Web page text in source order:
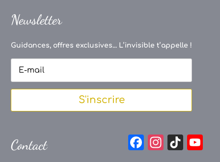
Newsletter
Guidances, offres exclusives... L’invisible t’appelle !
S'inscrire
Contact
F
In
Ti